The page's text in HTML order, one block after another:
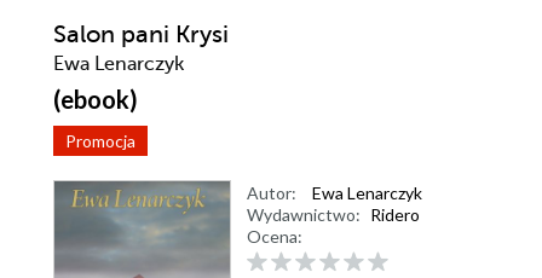
Salon pani Krysi
Ewa Lenarczyk
(ebook)
Promocja
Autor:
Ewa Lenarczyk
Wydawnictwo: Ridero
Ocena: